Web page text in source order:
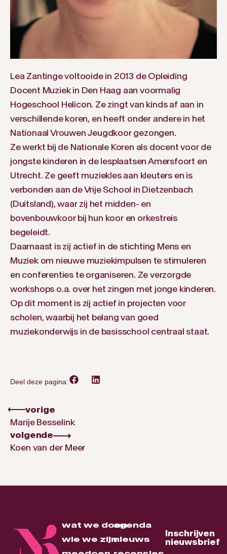
Lea Zantinge voltooide in 2013 de Opleiding
Docent Muziek in Den Haag aan voormalig
Hogeschool Helicon. Ze zingt van kinds af aan in
verschillende koren, en heeft onder andere in het
Nationaal Vrouwen Jeugdkoor gezongen.
Ze werkt bij de Nationale Koren als docent voor de
jongste kinderen in de lesplaatsen Amersfoort en
Utrecht. Ze geeft muziekles aan kleuters en is
verbonden aan de Vrije School in Dietzenbach
(Duitsland), waar zij het midden- en
bovenbouwkoor bij hun koor en orkestreis
begeleidt.
Daarnaast is zij actief in de stichting Mens en
Muziek om nieuwe muziekimpulsen te stimuleren
en conferenties te organiseren. Ze verzorgde
workshops o.a. over het zingen met jonge kinderen.
Op dit moment is zij actief in projecten voor
scholen, waarbij het belang van goed
muziekonderwijs in de basisschool centraal staat.
Deel deze pagina:
vorige
Marije Besselink
volgende
Koen van der Meer
wat we doen
wie we zijn
agenda
nieuws
Inschrijven
nieuwsbrief